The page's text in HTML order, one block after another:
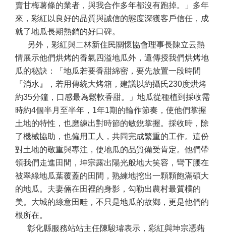
賣甘梅薯條的業者，與我合作多年都沒有跑掉。」多年
來，彩紅以良好的品質與誠信的態度深獲客戶信任，成
就了地瓜長期熱銷的好口碑。
另外，彩紅與二林新住民關懷協會理事長陳立云熱
情展示他們烘烤的香氣四溢地瓜外，還傳授我們烘烤地
瓜的秘訣：「地瓜若要香甜綿密，要先放置一段時間
『消水』，若用傳統大烤箱，建議以約攝氏230度烘烤
約35分鐘，口感最為鬆軟香甜。」地瓜從種植到採收需
時約4個半月至半年，1年1期的輪作節奏，使他們掌握
土地的特性，也磨練出對時節的敏銳掌握。採收時，除
了機械協助，也僱用工人，共同完成繁重的工作。這份
對土地的敬重與專注，使地瓜的品質備受肯定。他們帶
領我們走進田間，坤宗露出陽光般地大笑容，彎下腰在
被翠綠地瓜葉覆蓋的田間，熟練地挖出一顆顆飽滿碩大
的地瓜。夫妻倆在田裡的身影，勾勒出農村最質樸的
美。大城的綠意田畦，不只是地瓜的故鄉，更是他們的
根所在。
彰化縣服務站站主任陳駿璿表示，彩紅與坤宗憑藉